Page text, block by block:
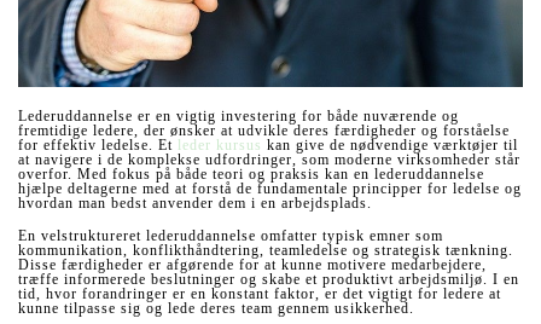
Lederuddannelse er en vigtig investering for både nuværende og
fremtidige ledere, der ønsker at udvikle deres færdigheder og forståelse
for effektiv ledelse. Et leder kursus kan give de nødvendige værktøjer til
at navigere i de komplekse udfordringer, som moderne virksomheder står
overfor. Med fokus på både teori og praksis kan en lederuddannelse
hjælpe deltagerne med at forstå de fundamentale principper for ledelse og
hvordan man bedst anvender dem i en arbejdsplads.
En velstruktureret lederuddannelse omfatter typisk emner som
kommunikation, konflikthåndtering, teamledelse og strategisk tænkning.
Disse færdigheder er afgørende for at kunne motivere medarbejdere,
træffe informerede beslutninger og skabe et produktivt arbejdsmiljø. I en
tid, hvor forandringer er en konstant faktor, er det vigtigt for ledere at
kunne tilpasse sig og lede deres team gennem usikkerhed.